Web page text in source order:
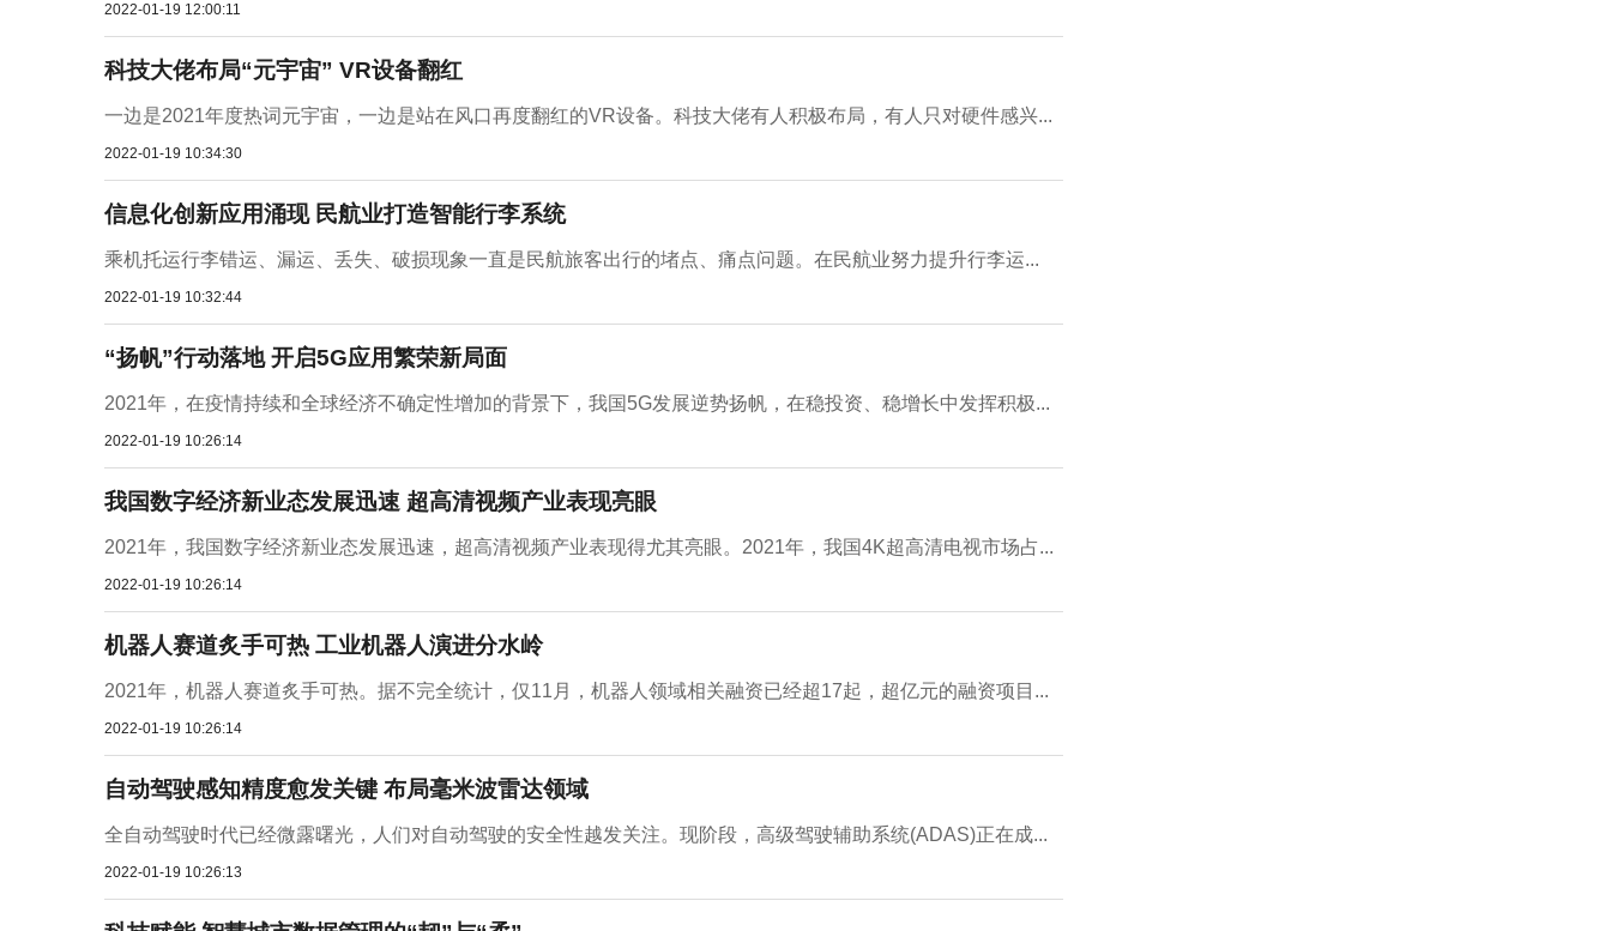
2022-01-19 12:00:11
科技大佬布局“元宇宙” VR设备翻红
一边是2021年度热词元宇宙，一边是站在风口再度翻红的VR设备。科技大佬有人积极布局，有人只对硬件感兴...
2022-01-19 10:34:30
信息化创新应用涌现 民航业打造智能行李系统
乘机托运行李错运、漏运、丢失、破损现象一直是民航旅客出行的堵点、痛点问题。在民航业努力提升行李运...
2022-01-19 10:32:44
“扬帆”行动落地 开启5G应用繁荣新局面
2021年，在疫情持续和全球经济不确定性增加的背景下，我国5G发展逆势扬帆，在稳投资、稳增长中发挥积极...
2022-01-19 10:26:14
我国数字经济新业态发展迅速 超高清视频产业表现亮眼
2021年，我国数字经济新业态发展迅速，超高清视频产业表现得尤其亮眼。2021年，我国4K超高清电视市场占...
2022-01-19 10:26:14
机器人赛道炙手可热 工业机器人演进分水岭
2021年，机器人赛道炙手可热。据不完全统计，仅11月，机器人领域相关融资已经超17起，超亿元的融资项目...
2022-01-19 10:26:14
自动驾驶感知精度愈发关键 布局毫米波雷达领域
全自动驾驶时代已经微露曙光，人们对自动驾驶的安全性越发关注。现阶段，高级驾驶辅助系统(ADAS)正在成...
2022-01-19 10:26:13